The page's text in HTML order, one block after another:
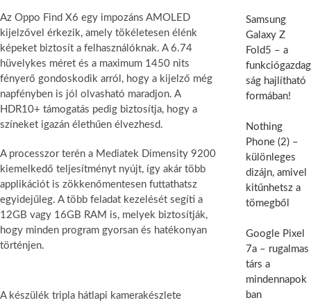
Az Oppo Find X6 egy impozáns AMOLED
kijelzővel érkezik, amely tökéletesen élénk
képeket biztosít a felhasználóknak. A 6.74
hüvelykes méret és a maximum 1450 nits
fényerő gondoskodik arról, hogy a kijelző még
napfényben is jól olvasható maradjon. A
HDR10+ támogatás pedig biztosítja, hogy a
színeket igazán élethűen élvezhesd.
A processzor terén a Mediatek Dimensity 9200
kiemelkedő teljesítményt nyújt, így akár több
applikációt is zökkenőmentesen futtathatsz
egyidejűleg. A több feladat kezelését segíti a
12GB vagy 16GB RAM is, melyek biztosítják,
hogy minden program gyorsan és hatékonyan
történjen.
A készülék tripla hátlapi kamerakészlete
Samsung
Galaxy Z
Fold5 – a
funkciógazdag
ság hajlítható
formában!
Nothing
Phone (2) –
különleges
dizájn, amivel
kitűnhetsz a
tömegből
Google Pixel
7a – rugalmas
társ a
mindennapok
ban